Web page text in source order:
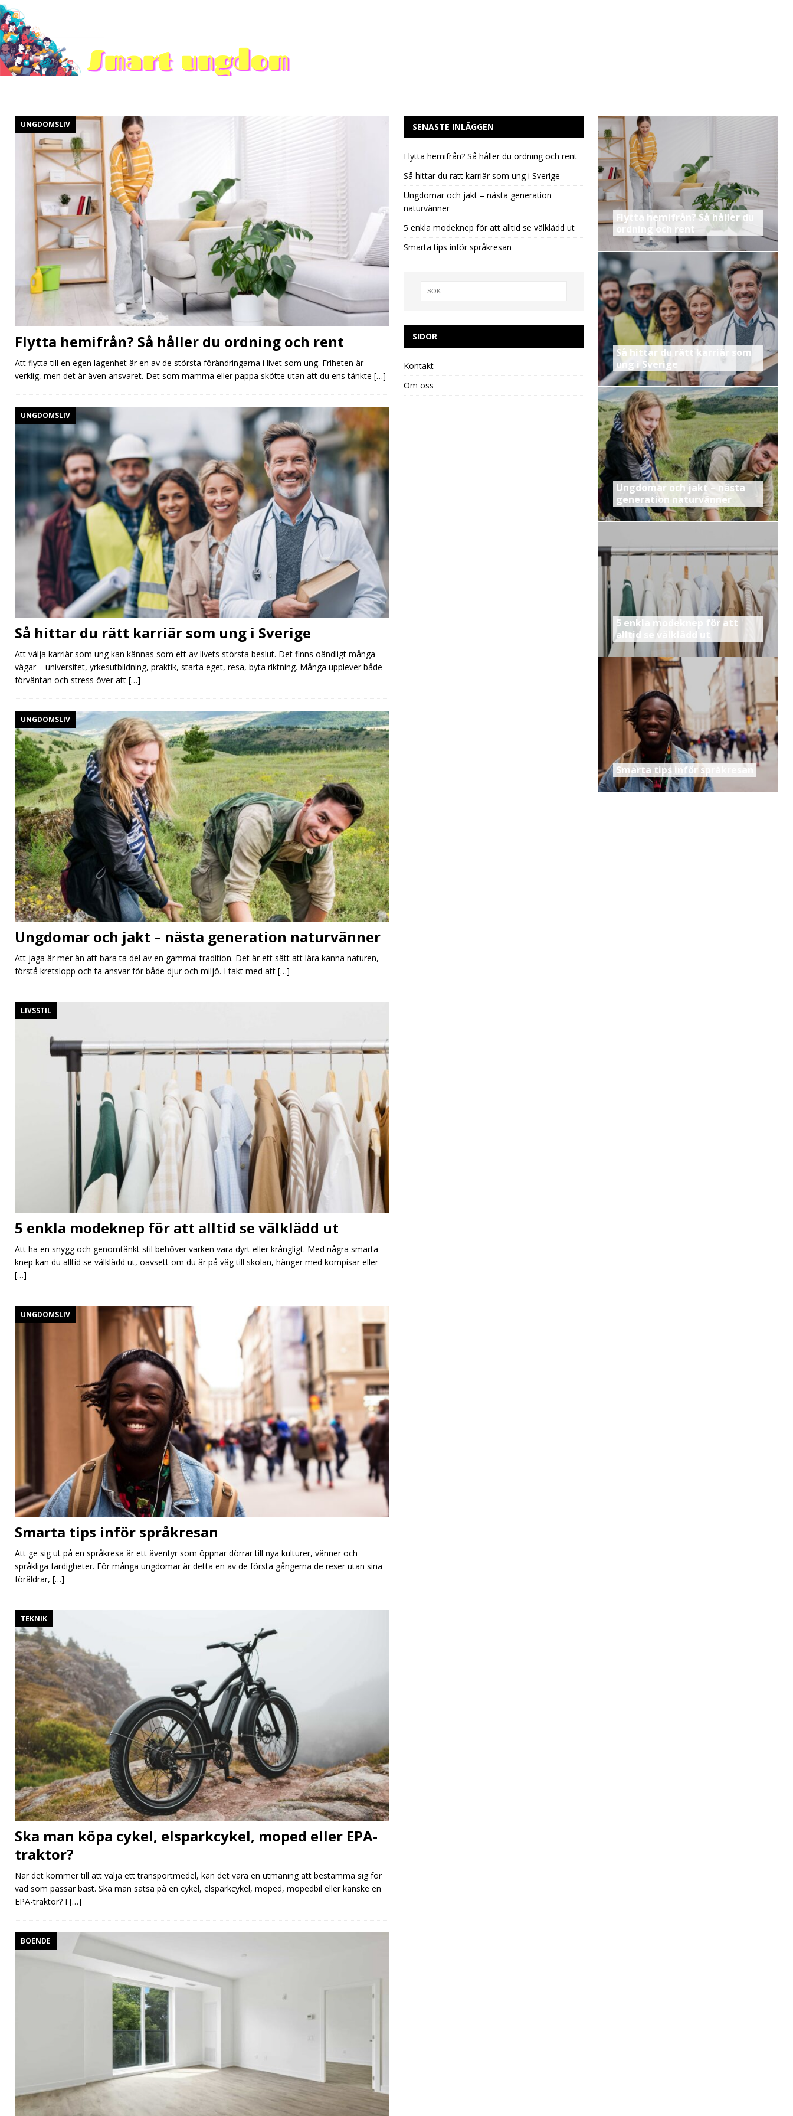
UNGDOMSLIV
Flytta hemifrån? Så håller du ordning och rent
Att flytta till en egen lägenhet är en av de största förändringarna i livet som ung. Friheten är
verklig, men det är även ansvaret. Det som mamma eller pappa skötte utan att du ens tänkte […]
UNGDOMSLIV
Så hittar du rätt karriär som ung i Sverige
Att välja karriär som ung kan kännas som ett av livets största beslut. Det finns oändligt många
vägar – universitet, yrkesutbildning, praktik, starta eget, resa, byta riktning. Många upplever både
förväntan och stress över att […]
UNGDOMSLIV
Ungdomar och jakt – nästa generation naturvänner
Att jaga är mer än att bara ta del av en gammal tradition. Det är ett sätt att lära känna naturen,
förstå kretslopp och ta ansvar för både djur och miljö. I takt med att […]
LIVSSTIL
5 enkla modeknep för att alltid se välklädd ut
Att ha en snygg och genomtänkt stil behöver varken vara dyrt eller krångligt. Med några smarta
knep kan du alltid se välklädd ut, oavsett om du är på väg till skolan, hänger med kompisar eller
[…]
UNGDOMSLIV
Smarta tips inför språkresan
Att ge sig ut på en språkresa är ett äventyr som öppnar dörrar till nya kulturer, vänner och
språkliga färdigheter. För många ungdomar är detta en av de första gångerna de reser utan sina
föräldrar, […]
TEKNIK
Ska man köpa cykel, elsparkcykel, moped eller EPA-
traktor?
När det kommer till att välja ett transportmedel, kan det vara en utmaning att bestämma sig för
vad som passar bäst. Ska man satsa på en cykel, elsparkcykel, moped, mopedbil eller kanske en
EPA-traktor? I […]
BOENDE
SENASTE INLÄGGEN
Flytta hemifrån? Så håller du ordning och rent
Så hittar du rätt karriär som ung i Sverige
Ungdomar och jakt – nästa generation
naturvänner
5 enkla modeknep för att alltid se välklädd ut
Smarta tips inför språkresan
SIDOR
Kontakt
Om oss
Flytta hemifrån? Så håller du
ordning och rent
Så hittar du rätt karriär som
ung i Sverige
Ungdomar och jakt – nästa
generation naturvänner
5 enkla modeknep för att
alltid se välklädd ut
Smarta tips inför språkresan